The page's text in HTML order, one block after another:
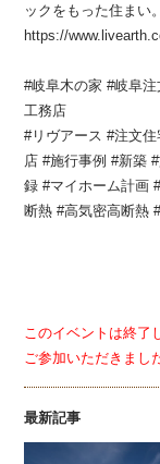
ックをもった住まい。
https://
#岐阜木の家 #岐阜
工務店
#リヴアース #注文
店 #施行事例 #新築
録 #マイホーム計画
断熱 #高気密高断熱
このイベントは終了
ご参加いただきまし
最新記事